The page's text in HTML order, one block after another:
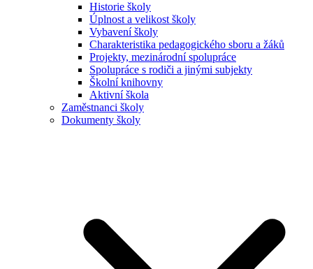
Historie školy
Úplnost a velikost školy
Vybavení školy
Charakteristika pedagogického sboru a žáků
Projekty, mezinárodní spolupráce
Spolupráce s rodiči a jinými subjekty
Školní knihovny
Aktivní škola
Zaměstnanci školy
Dokumenty školy